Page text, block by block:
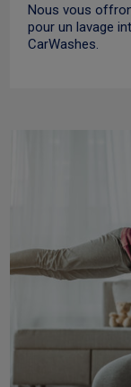
Nous vous
pour un lavage
CarWashes.